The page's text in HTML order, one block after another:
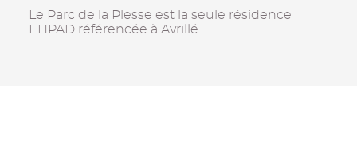
Le Parc de la Plesse est la seule résidence
EHPAD référencée à Avrillé.